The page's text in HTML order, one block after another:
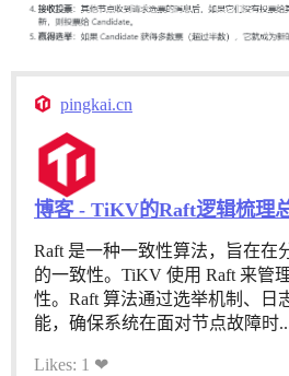
pingkai.cn
博客 - TiKV的Raft逻辑梳理
Raft 是一种一致性算法，旨在在
的一致性。TiKV 使用 Raft 来管
性。Raft 算法通过选举机制、日
能，确保系统在面对节点故障时
Likes: 1 ❤